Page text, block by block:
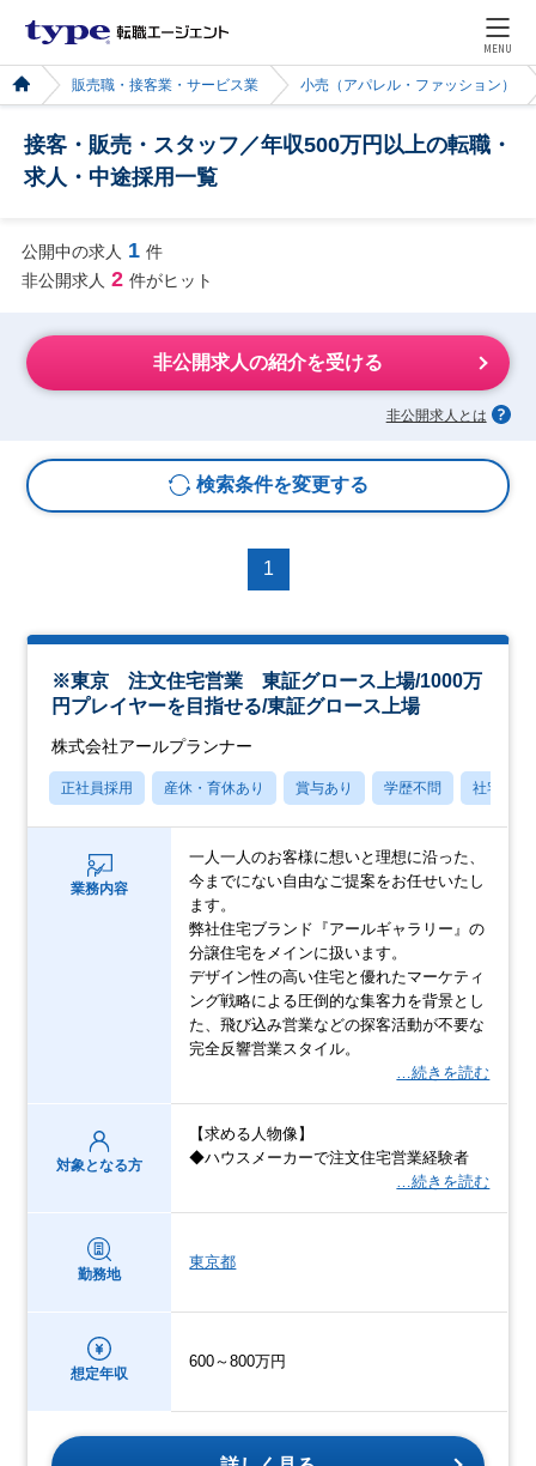
MENU
販売職・接客業・サービス業 小売（アパレル・ファッション）
接客・販売・スタッフ／年収500万円以上の転職・
求人・中途採用一覧
公開中の求人 1 件
非公開求人 2 件がヒット
非公開求人の紹介を受ける
非公開求人とは
検索条件を変更する
1
※東京 注文住宅営業 東証グロース上場/1000万
円プレイヤーを目指せる/東証グロース上場
株式会社アールプランナー
正社員採用 産休・育休あり 賞与あり 学歴不問 社宅・住
業務内容
一人一人のお客様に想いと理想に沿った、
今までにない自由なご提案をお任せいたし
ます。
弊社住宅ブランド『アールギャラリー』の
分譲住宅をメインに扱います。
デザイン性の高い住宅と優れたマーケティ
ング戦略による圧倒的な集客力を背景とし
た、飛び込み営業などの探客活動が不要な
完全反響営業スタイル。
…続きを読む
対象となる方
【求める人物像】
◆ハウスメーカーで注文住宅営業経験者
…続きを読む
勤務地
東京都
想定年収
600～800万円